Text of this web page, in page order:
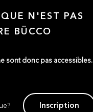
N'EST PAS
BÜCCO
sont donc pas accessibles.
Inscription